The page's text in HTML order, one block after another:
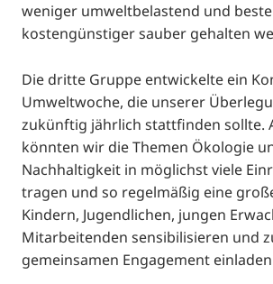
weniger umweltbelastend und
kostengünstiger sauber gehalten
Die dritte Gruppe entwickelte ein
Umweltwoche, die unserer
zukünftig jährlich stattfinden sollte.
könnten wir die Themen Ökologie
Nachhaltigkeit in möglichst viele
tragen und so regelmäßig eine
Kindern, Jugendlichen, jungen
Mitarbeitenden sensibilisieren und
gemeinsamen Engagement